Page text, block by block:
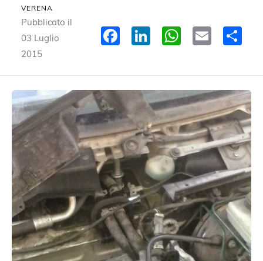
VERENA
Pubblicato il
03 Luglio
2015
Facebook
LinkedIn Email